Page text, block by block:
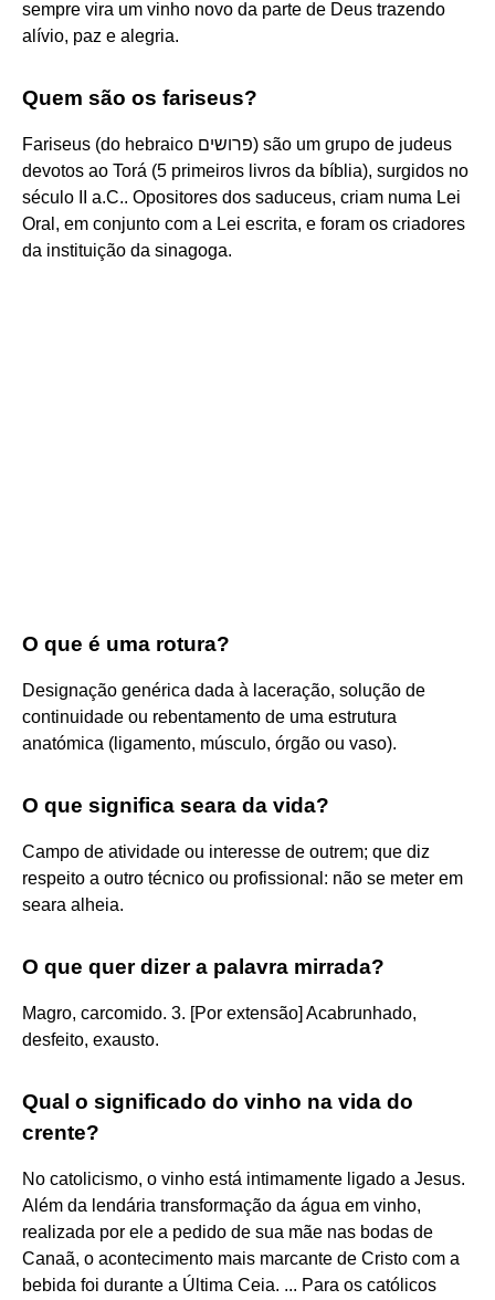
sempre vira um vinho novo da parte de Deus trazendo
alívio, paz e alegria.
Quem são os fariseus?
Fariseus (do hebraico פרושים) são um grupo de judeus
devotos ao Torá (5 primeiros livros da bíblia), surgidos no
século II a.C.. Opositores dos saduceus, criam numa Lei
Oral, em conjunto com a Lei escrita, e foram os criadores
da instituição da sinagoga.
O que é uma rotura?
Designação genérica dada à laceração, solução de
continuidade ou rebentamento de uma estrutura
anatómica (ligamento, músculo, órgão ou vaso).
O que significa seara da vida?
Campo de atividade ou interesse de outrem; que diz
respeito a outro técnico ou profissional: não se meter em
seara alheia.
O que quer dizer a palavra mirrada?
Magro, carcomido. 3. [Por extensão] Acabrunhado,
desfeito, exausto.
Qual o significado do vinho na vida do
crente?
No catolicismo, o vinho está intimamente ligado a Jesus.
Além da lendária transformação da água em vinho,
realizada por ele a pedido de sua mãe nas bodas de
Canaã, o acontecimento mais marcante de Cristo com a
bebida foi durante a Última Ceia. ... Para os católicos